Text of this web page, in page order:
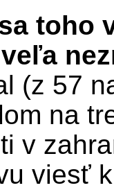
toho
(z 57
na
v
viesť